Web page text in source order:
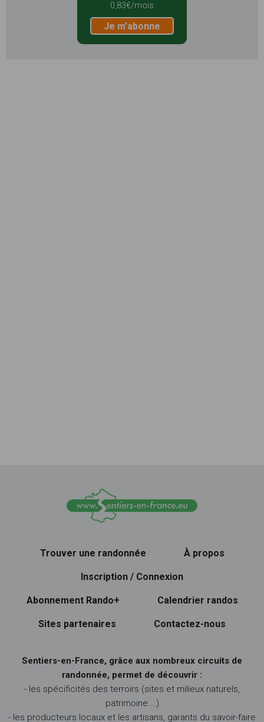
0,83€/mois
Je m'abonne
Trouver une randonnée À propos
Inscription / Connexion
Abonnement Rando+ Calendrier randos
Sites partenaires Contactez-nous
Sentiers-en-France, grâce aux nombreux circuits de
randonnée, permet de découvrir :
- les spécificités des terroirs (sites et milieux naturels,
patrimoine …)
- les producteurs locaux et les artisans, garants du savoir-faire